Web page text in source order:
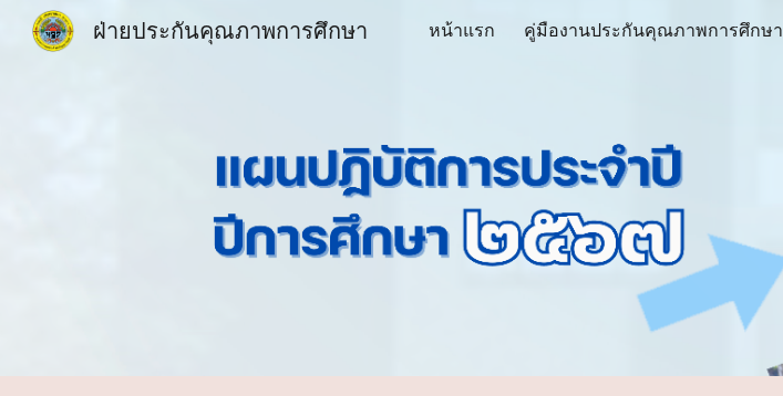
Skip to main content
ฝ่ายประกันคุณภาพการศึกษา หน้าแรก คู่มืองานประกันคุณภาพการศึกษา